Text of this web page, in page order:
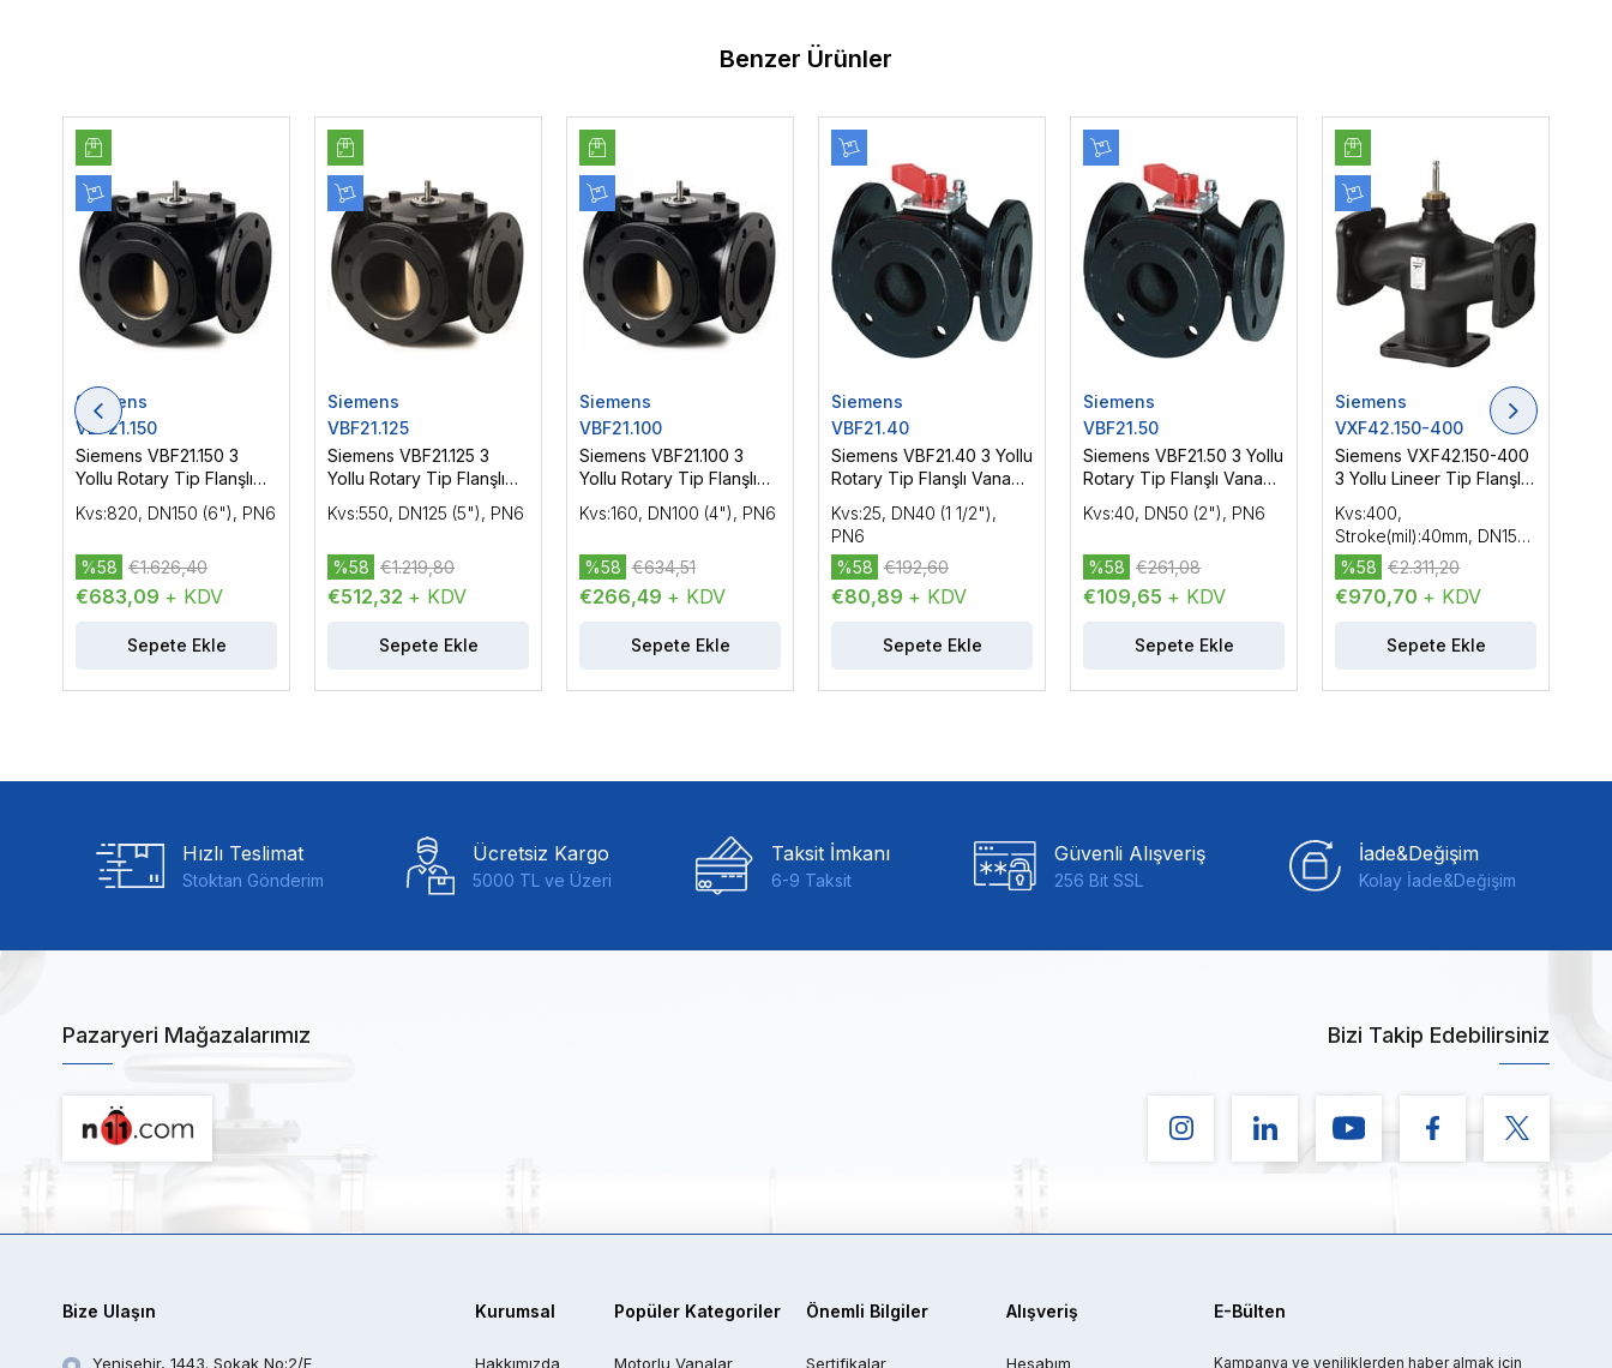
Benzer Ürünler
Siemens
VBF21.150
Siemens VBF21.150 3
Yollu Rotary Tip Flanşlı
Vana Gövdesi DN150
(6"), PN6
Kvs:820, DN150 (6"), PN6
€683,09 + KDV
%58 €1.626,40
Sepete Ekle
Siemens
VBF21.125
Siemens VBF21.125 3
Yollu Rotary Tip Flanşlı
Vana Gövdesi DN125
(5"), PN6
Kvs:550, DN125 (5"), PN6
€512,32 + KDV
%58 €1.219,80
Sepete Ekle
Siemens
VBF21.100
Siemens VBF21.100 3
Yollu Rotary Tip Flanşlı
Vana Gövdesi DN100
(4"), PN6
Kvs:160, DN100 (4"), PN6
€266,49 + KDV
%58 €634,51
Sepete Ekle
Siemens
VBF21.40
Siemens VBF21.40 3 Yollu
Rotary Tip Flanşlı Vana
Gövdesi DN40 (1 1/2"),
PN6
Kvs:25, DN40 (1 1/2"),
PN6
€80,89 + KDV
%58 €192,60
Sepete Ekle
Siemens
VBF21.50
Siemens VBF21.50 3 Yollu
Rotary Tip Flanşlı Vana
Gövdesi DN50 (2"), PN6
Kvs:40, DN50 (2"), PN6
€109,65 + KDV
%58 €261,08
Sepete Ekle
Siemens
VXF42.150-400
Siemens VXF42.150-400
3 Yollu Lineer Tip Flanşlı
(6"), PN16
Kvs:400,
Stroke(mil):40mm, DN150
(6"), PN16
€970,70 + KDV
%58 €2.311,20
Sepete Ekle
Hızlı Teslimat
Stoktan Gönderim
Ücretsiz Kargo
5000 TL ve Üzeri
Taksit İmkanı
6-9 Taksit
Güvenli Alışveriş
256 Bit SSL
İade&Değişim
Kolay İade&Değişim
Pazaryeri Mağazalarımız Bizi Takip Edebilirsiniz
Bize Ulaşın
Yenişehir, 1443. Sokak No:2/E
Kurumsal
Hakkımızda
Popüler Kategoriler
Motorlu Vanalar
Önemli Bilgiler
Sertifikalar
Alışveriş
Hesabım
E-Bülten
Kampanya ve yeniliklerden haber almak için